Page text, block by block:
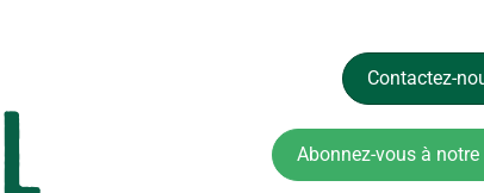
Contactez-
Abonnez-vous à